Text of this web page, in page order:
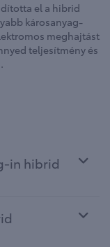
el a hibrid
károsanyag-
meghajtást
teljesítmény és
in hibrid